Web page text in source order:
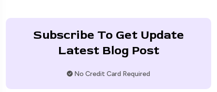
Subscribe To Get Update
Latest Blog Post
No Credit Card Required